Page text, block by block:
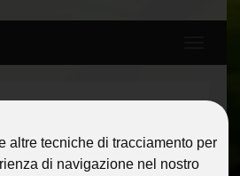
altre tecniche di tracciamento per
di navigazione nel nostro
Cuba per single